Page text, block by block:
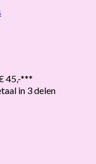
45,-***
in 3 delen